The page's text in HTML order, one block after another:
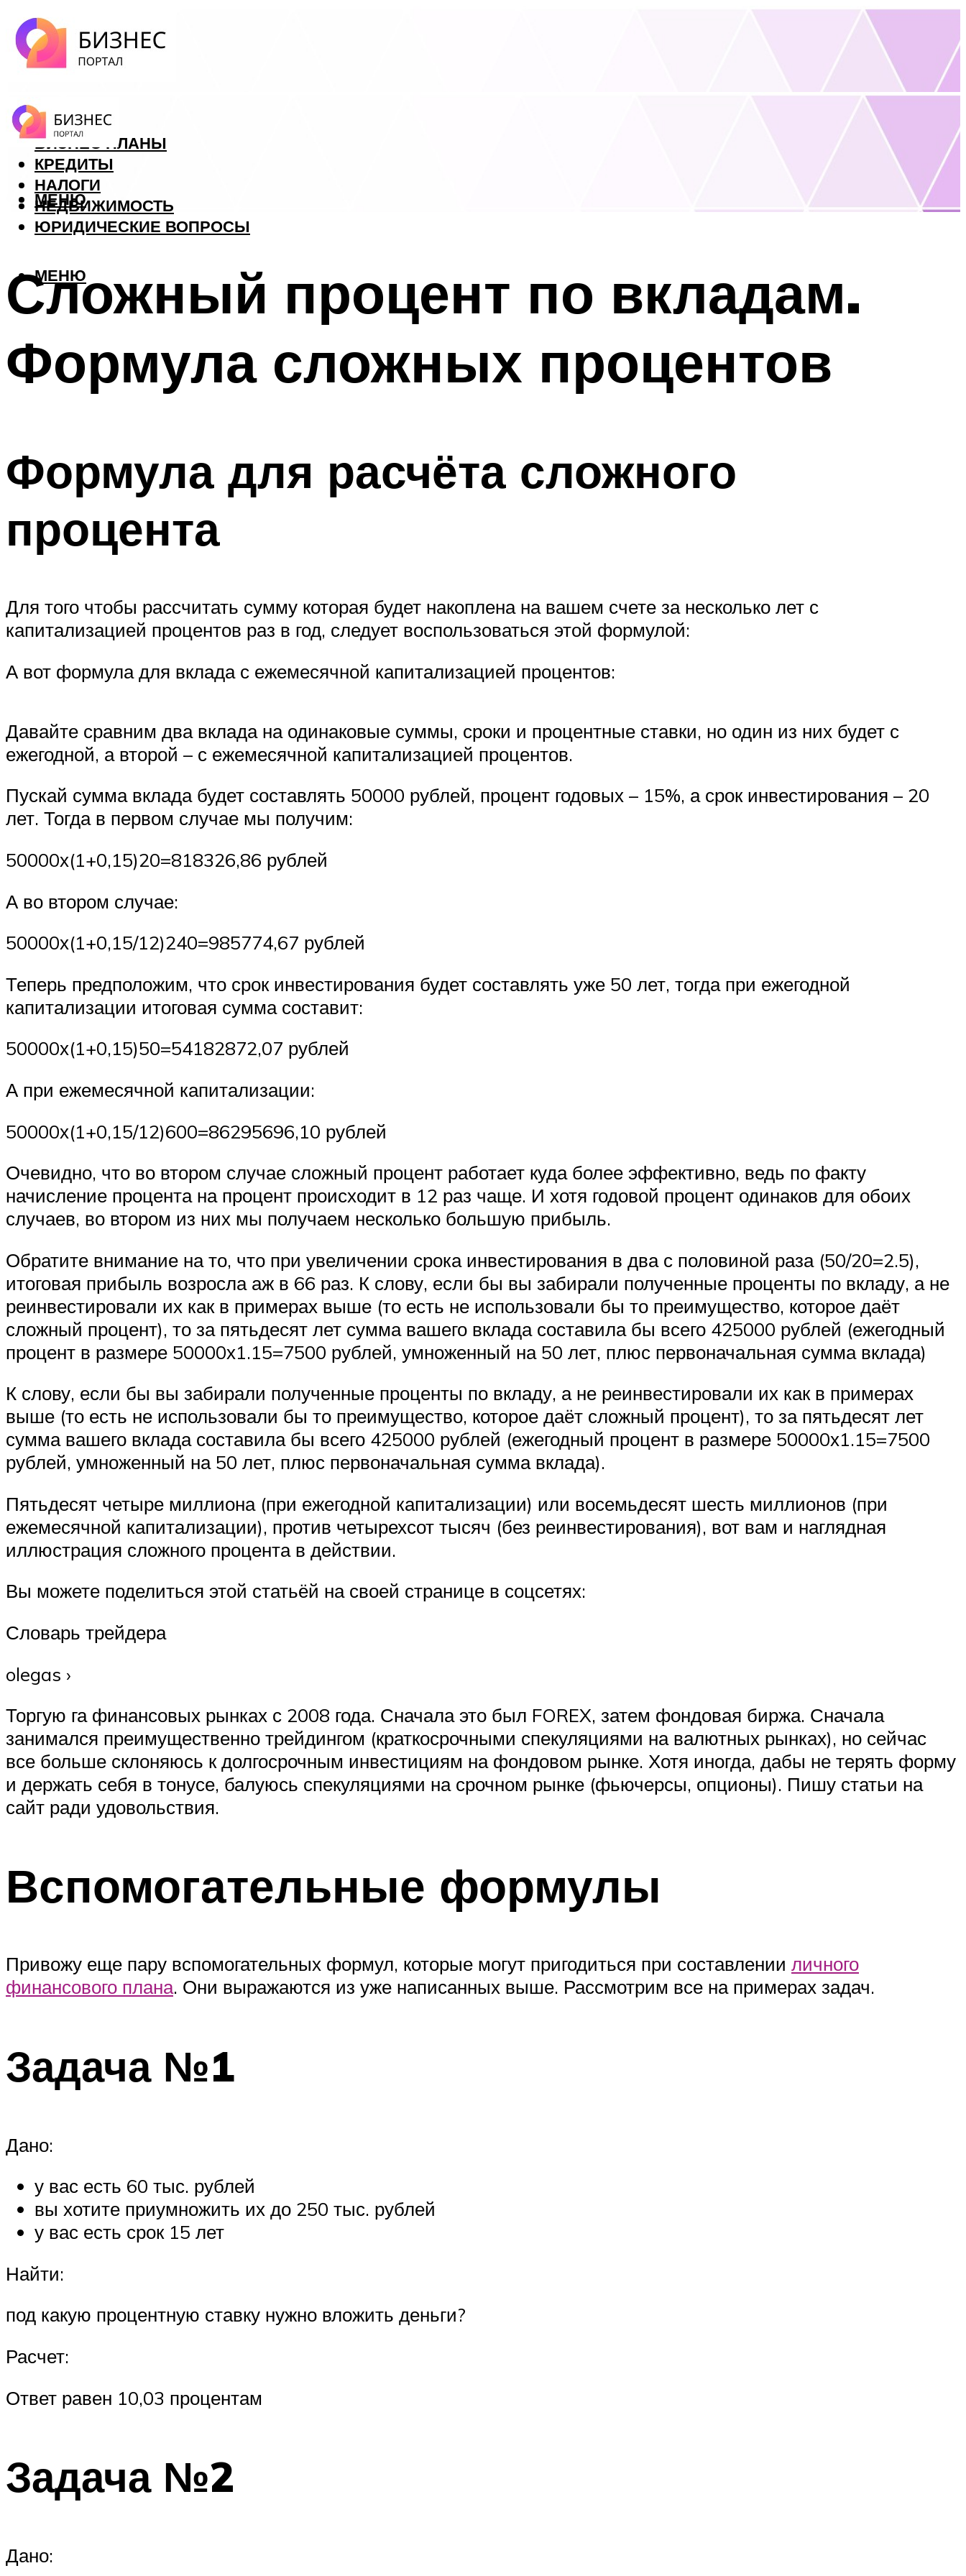
ФОРЕКС
БИЗНЕС ПЛАНЫ
КРЕДИТЫ
НАЛОГИ
НЕДВИЖИМОСТЬ
ЮРИДИЧЕСКИЕ ВОПРОСЫ
МЕНЮ
МЕНЮ
Сложный процент по вкладам.
Формула сложных процентов
Формула для расчёта сложного
процента
Для того чтобы рассчитать сумму которая будет накоплена на вашем счете за несколько лет с
капитализацией процентов раз в год, следует воспользоваться этой формулой:
А вот формула для вклада с ежемесячной капитализацией процентов:
Давайте сравним два вклада на одинаковые суммы, сроки и процентные ставки, но один из них будет с
ежегодной, а второй – с ежемесячной капитализацией процентов.
Пускай сумма вклада будет составлять 50000 рублей, процент годовых – 15%, а срок инвестирования – 20
лет. Тогда в первом случае мы получим:
50000х(1+0,15)20=818326,86 рублей
А во втором случае:
50000х(1+0,15/12)240=985774,67 рублей
Теперь предположим, что срок инвестирования будет составлять уже 50 лет, тогда при ежегодной
капитализации итоговая сумма составит:
50000х(1+0,15)50=54182872,07 рублей
А при ежемесячной капитализации:
50000х(1+0,15/12)600=86295696,10 рублей
Очевидно, что во втором случае сложный процент работает куда более эффективно, ведь по факту
начисление процента на процент происходит в 12 раз чаще. И хотя годовой процент одинаков для обоих
случаев, во втором из них мы получаем несколько большую прибыль.
Обратите внимание на то, что при увеличении срока инвестирования в два с половиной раза (50/20=2.5),
итоговая прибыль возросла аж в 66 раз. К слову, если бы вы забирали полученные проценты по вкладу, а не
реинвестировали их как в примерах выше (то есть не использовали бы то преимущество, которое даёт
сложный процент), то за пятьдесят лет сумма вашего вклада составила бы всего 425000 рублей (ежегодный
процент в размере 50000х1.15=7500 рублей, умноженный на 50 лет, плюс первоначальная сумма вклада)
К слову, если бы вы забирали полученные проценты по вкладу, а не реинвестировали их как в примерах
выше (то есть не использовали бы то преимущество, которое даёт сложный процент), то за пятьдесят лет
сумма вашего вклада составила бы всего 425000 рублей (ежегодный процент в размере 50000х1.15=7500
рублей, умноженный на 50 лет, плюс первоначальная сумма вклада).
Пятьдесят четыре миллиона (при ежегодной капитализации) или восемьдесят шесть миллионов (при
ежемесячной капитализации), против четырехсот тысяч (без реинвестирования), вот вам и наглядная
иллюстрация сложного процента в действии.
Вы можете поделиться этой статьёй на своей странице в соцсетях:
Словарь трейдера
olegas ›
Торгую га финансовых рынках с 2008 года. Сначала это был FOREX, затем фондовая биржа. Сначала
занимался преимущественно трейдингом (краткосрочными спекуляциями на валютных рынках), но сейчас
все больше склоняюсь к долгосрочным инвестициям на фондовом рынке. Хотя иногда, дабы не терять форму
и держать себя в тонусе, балуюсь спекуляциями на срочном рынке (фьючерсы, опционы). Пишу статьи на
сайт ради удовольствия.
Вспомогательные формулы
Привожу еще пару вспомогательных формул, которые могут пригодиться при составлении личного
финансового плана. Они выражаются из уже написанных выше. Рассмотрим все на примерах задач.
Задача №1
Дано:
у вас есть 60 тыс. рублей
вы хотите приумножить их до 250 тыс. рублей
у вас есть срок 15 лет
Найти:
под какую процентную ставку нужно вложить деньги?
Расчет:
Ответ равен 10,03 процентам
Задача №2
Дано: